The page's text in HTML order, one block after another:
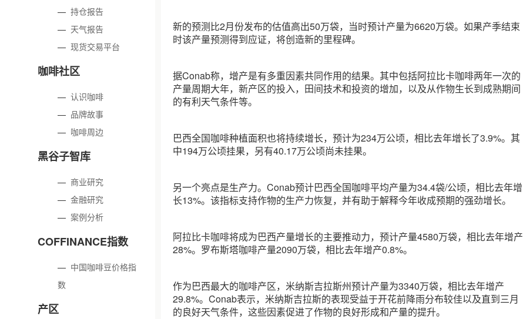
—持仓报告
— 天气报告
—现货交易平台
咖啡社区
—认识咖啡
— 品牌故事
— 咖啡周边
黑谷子智库
— 商业研究
—金融研究
—案例分析
COFFINANCE指数
— 中国咖啡豆价格指
数
产区
新的预测比2月份发布的估值高出50万袋，当时预计产量为6620万袋。如果产季结束
时该产量预测得到应证，将创造新的里程碑。
据Conab称，增产是有多重因素共同作用的结果。其中包括阿拉比卡咖啡两年一次的
产量周期大年，新产区的投入，田间技术和投资的增加，以及从作物生长到成熟期间
的有利天气条件等。
巴西全国咖啡种植面积也将持续增长，预计为234万公顷，相比去年增长了3.9%。其
中194万公顷挂果，另有40.17万公顷尚未挂果。
另一个亮点是生产力。Conab预计巴西全国咖啡平均产量为34.4袋/公顷，相比去年增
长13%。该指标支持作物的生产力恢复，并有助于解释今年收成预期的强劲增长。
阿拉比卡咖啡将成为巴西产量增长的主要推动力，预计产量4580万袋，相比去年增产
28%。罗布斯塔咖啡产量2090万袋，相比去年增产0.8%。
作为巴西最大的咖啡产区，米纳斯吉拉斯州预计产量为3340万袋，相比去年增产
29.8%。Conab表示，米纳斯吉拉斯的表现受益于开花前降雨分布较佳以及直到三月
的良好天气条件，这些因素促进了作物的良好形成和产量的提升。